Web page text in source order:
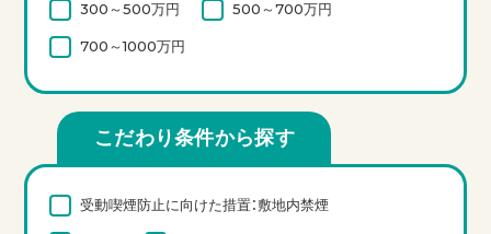
300～500万円 500～700万円
700～1000万円
こだわり条件から探す
受動喫煙防止に向けた措置：敷地内禁煙